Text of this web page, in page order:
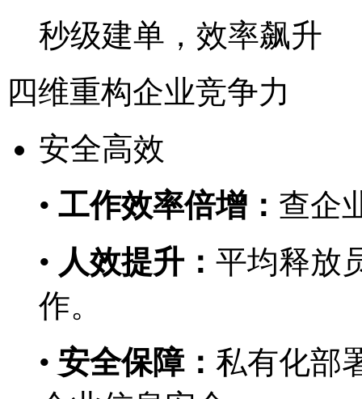
秒级建单，效率飙升
四维重构企业竞争力
安全高效
• 工作效率倍增： 查企
• 人效提升： 平均释放
作。
• 安全保障： 私有化部署